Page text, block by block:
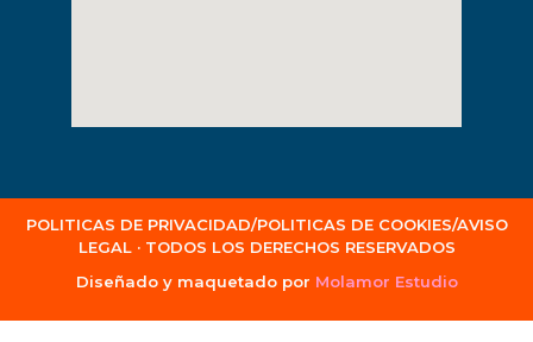
POLITICAS DE PRIVACIDAD/POLITICAS DE COOKIES/AVISO
LEGAL · TODOS LOS DERECHOS RESERVADOS
Diseñado y maquetado por Molamor Estudio